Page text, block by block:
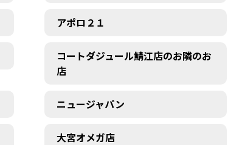
アポロ２１
コートダジュール鯖江店のお隣のお
店
ニュージャパン
大宮オメガ店